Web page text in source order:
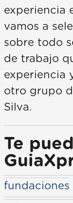
experiencia
vamos a
sobre todo
de trabajo
experiencia
otro grupo
Silva.
Te
fundaciones